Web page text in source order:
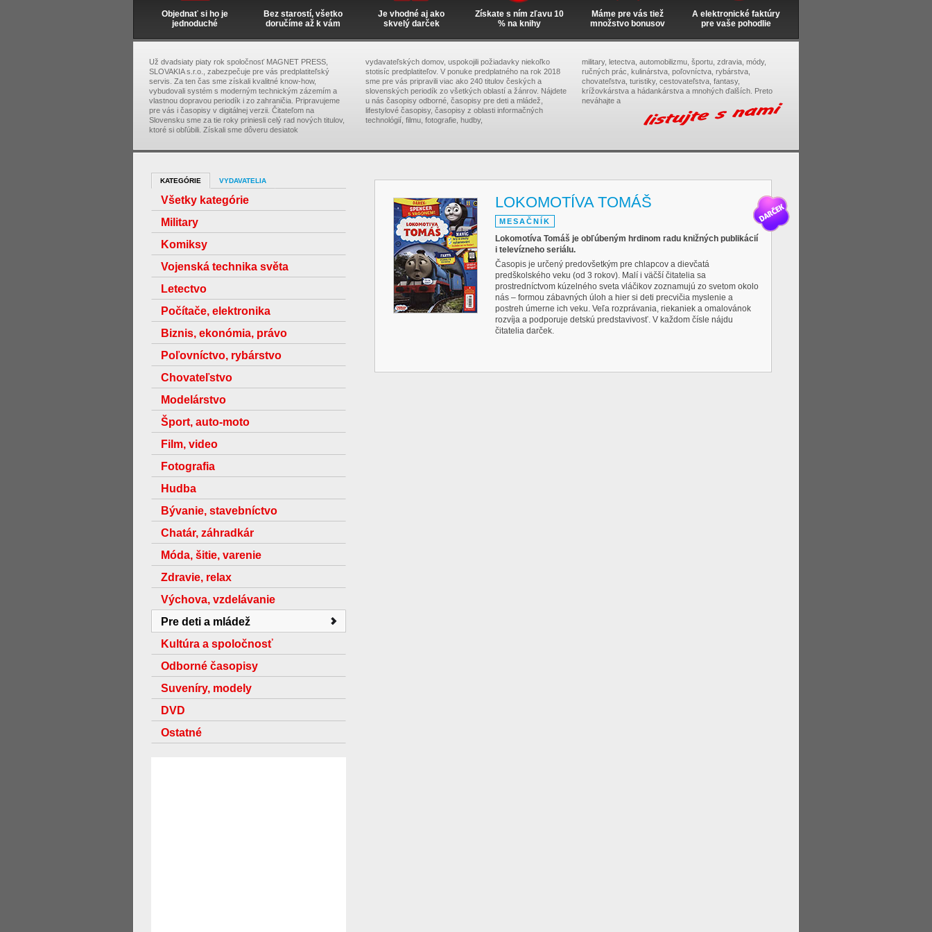
Objednať si ho je
jednoduché
Bez starostí, všetko
doručíme až k vám
Je vhodné aj ako
skvelý darček
Získate s ním zľavu 10
% na knihy
Máme pre vás tiež
množstvo bonusov
A elektronické faktúry
pre vaše pohodlie
Už dvadsiaty piaty rok spoločnosť MAGNET PRESS,
SLOVAKIA s.r.o., zabezpečuje pre vás predplatiteľský
servis. Za ten čas sme získali kvalitné know-how,
vybudovali systém s moderným technickým zázemím a
vlastnou dopravou periodík i zo zahraničia. Pripravujeme
pre vás i časopisy v digitálnej verzii. Čitateľom na
Slovensku sme za tie roky priniesli celý rad nových titulov,
ktoré si obľúbili. Získali sme dôveru desiatok
vydavateľských domov, uspokojili požiadavky niekoľko
stotisíc predplatiteľov. V ponuke predplatného na rok 2018
sme pre vás pripravili viac ako 240 titulov českých a
slovenských periodík zo všetkých oblastí a žánrov. Nájdete
u nás časopisy odborné, časopisy pre deti a mládež,
lifestylové časopisy, časopisy z oblasti informačných
technológií, filmu, fotografie, hudby,
military, letectva, automobilizmu, športu, zdravia, módy,
ručných prác, kulinárstva, poľovníctva, rybárstva,
chovateľstva, turistiky, cestovateľstva, fantasy,
krížovkárstva a hádankárstva a mnohých ďalších. Preto
neváhajte a
KATEGÓRIE VYDAVATELIA
Všetky kategórie
Military
Komiksy
Vojenská technika světa
Letectvo
Počítače, elektronika
Biznis, ekonómia, právo
Poľovníctvo, rybárstvo
Chovateľstvo
Modelárstvo
Šport, auto-moto
Film, video
Fotografia
Hudba
Bývanie, stavebníctvo
Chatár, záhradkár
Móda, šitie, varenie
Zdravie, relax
Výchova, vzdelávanie
Pre deti a mládež
Kultúra a spoločnosť
Odborné časopisy
Suveníry, modely
DVD
Ostatné
LOKOMOTÍVA TOMÁŠ
MESAČNÍK
Lokomotíva Tomáš je obľúbeným hrdinom radu knižných publikácií
i televízneho seriálu.
Časopis je určený predovšetkým pre chlapcov a dievčatá
predškolského veku (od 3 rokov). Malí i väčší čitatelia sa
prostredníctvom kúzelného sveta vláčikov zoznamujú zo svetom okolo
nás – formou zábavných úloh a hier si deti precvičia myslenie a
postreh úmerne ich veku. Veľa rozprávania, riekaniek a omalovánok
rozvíja a podporuje detskú predstavivosť. V každom čísle nájdu
čitatelia darček.